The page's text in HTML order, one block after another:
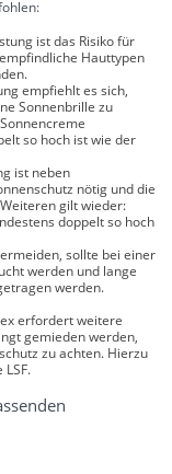
ist das Risiko für
Hauttypen
empfiehlt es sich,
Sonnenbrille zu
so hoch ist wie der
ist neben
nötig und die
gilt wieder:
doppelt so hoch
sollte bei einer
werden und lange
werden.
erfordert weitere
gemieden werden,
zu achten. Hierzu